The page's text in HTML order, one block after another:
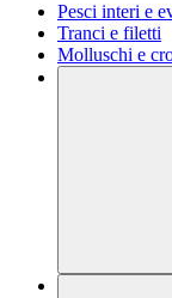
Pesci interi e
Tranci e filetti
Molluschi e